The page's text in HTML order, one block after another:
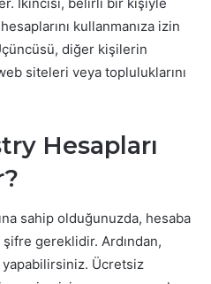
kullanmanıza izin
diğer kişilerin
siteleri veya topluluklarını
Hesapları
sahip olduğunuzda, hesaba
şifre gereklidir. Ardından,
yapabilirsiniz. Ücretsiz